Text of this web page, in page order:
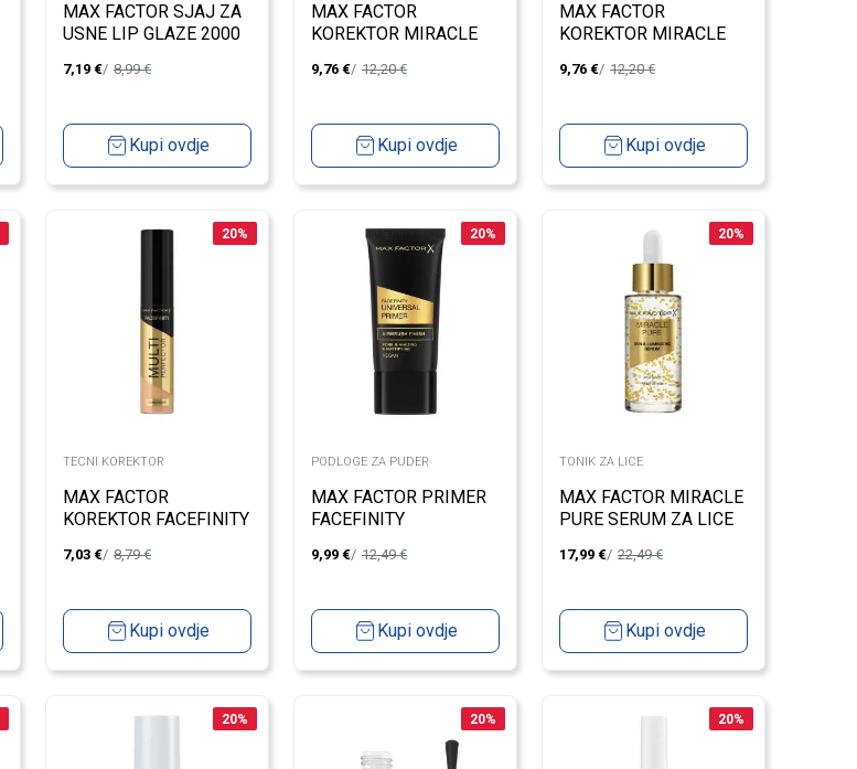
MAX FACTOR SJAJ ZA
USNE LIP GLAZE 2000
7,19 € 8,99€
Kupi ovdje
MAX FACTOR
KOREKTOR MIRACLE
BUFF 02 10ML
9,76 € 12,20€
Kupi ovdje
MAX FACTOR
KOREKTOR MIRACLE
ROSE 01 10ML
9,76 € 12,20€
Kupi ovdje
20%
TECNI KOREKTOR
MAX FACTOR
KOREKTOR FACEFINITY
7,03 € 8,79€
Kupi ovdje
20%
PODLOGE ZA PUDER
MAX FACTOR PRIMER
FACEFINITY
9,99 € 12,49€
Kupi ovdje
20%
TONIK ZA LICE
MAX FACTOR MIRACLE
PURE SERUM ZA LICE
17,99 € 22,49€
Kupi ovdje
20% 20% 20%